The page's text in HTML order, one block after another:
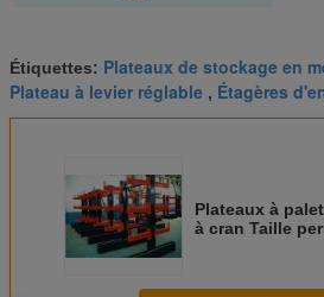
Étiquettes: Plateaux de stockage en
Plateau à levier réglable , Étagères
Plateaux à
à cran Taille